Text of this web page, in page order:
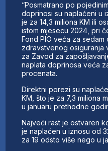
“Posmatrano po
doprinosi su naplaćeni u
je za 14,3 miliona KM ili
istom mjesecu 2024, pri
Fond PIO veća za sedam
zdravstvenog osiguranja
za Zavod za
naplata doprinosa veća
procenata.
Direktni porezi su
KM, što je za 7,3 miliona
u januaru prethodne
Najveći rast je ostvaren
je naplaćen u iznosu od
za 19 odsto više nego u